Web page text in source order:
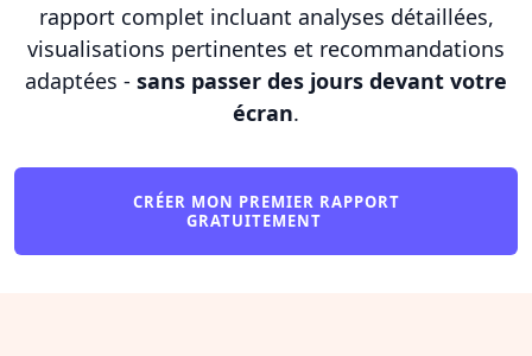
rapport complet incluant analyses détaillées,
visualisations pertinentes et recommandations
adaptées - sans passer des jours devant votre
écran.
CRÉER MON PREMIER RAPPORT
GRATUITEMENT